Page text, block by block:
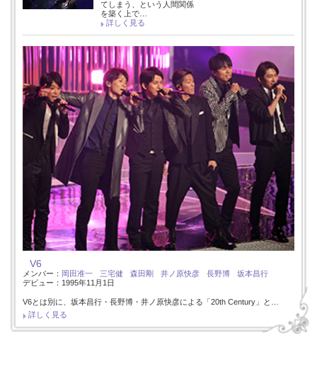
てしまう、という人間関係
を築く上で…
詳しく見る
V6
メンバー： 岡田准一 三宅健 森田剛 井ノ原快彦 長野博
坂本昌行
デビュー：1995年11月1日
V6とは別に、坂本昌行・長野博・井ノ原快彦による「20th Century」と…
詳しく見る